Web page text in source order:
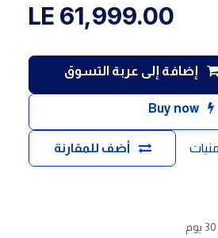
إضافة إلى عربة التسوق
Buy now
أضف للمقارنة
61,999.00